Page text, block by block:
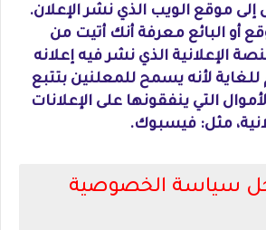
إلى موقع الويب الذي نشر الإعلان.
أو البائع معرفة أنك أتيت من
الإعلانية الذي نشر فيه إعلانه
لأنه يسمح للمعلنين بتتبع
التي ينفقونها على الإعلانات
مثل: فيسبوك.
سياسة الخصوصية